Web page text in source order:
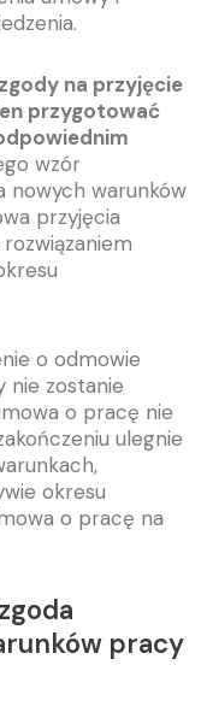
na przyjęcie
przygotować
wzór
nowych warunków
przyjęcia
o odmowie
nie zostanie
o pracę nie
ulegnie
okresu
o pracę na
pracy